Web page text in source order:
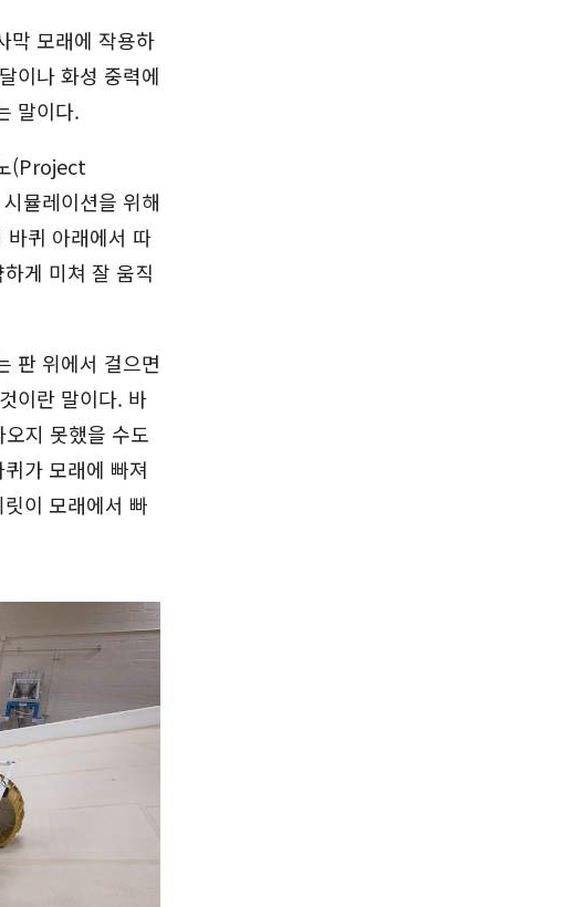
막 모래에 작용하
이나 화성 중력에
말이다.
(Project
뮬레이션을 위해
바퀴 아래에서 따
게 미쳐 잘 움직
판 위에서 걸으면
이란 말이다. 바
지 못했을 수도
가 모래에 빠져
이 모래에서 빠